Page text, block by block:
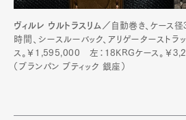
ヴィルレ ウルトラスリム／ 自動巻き、ケース
時間、シースルーバック、アリゲーターストラ
ス。￥1,595,000 左：18KRGケース。￥
（ブランパン ブティック 銀座）